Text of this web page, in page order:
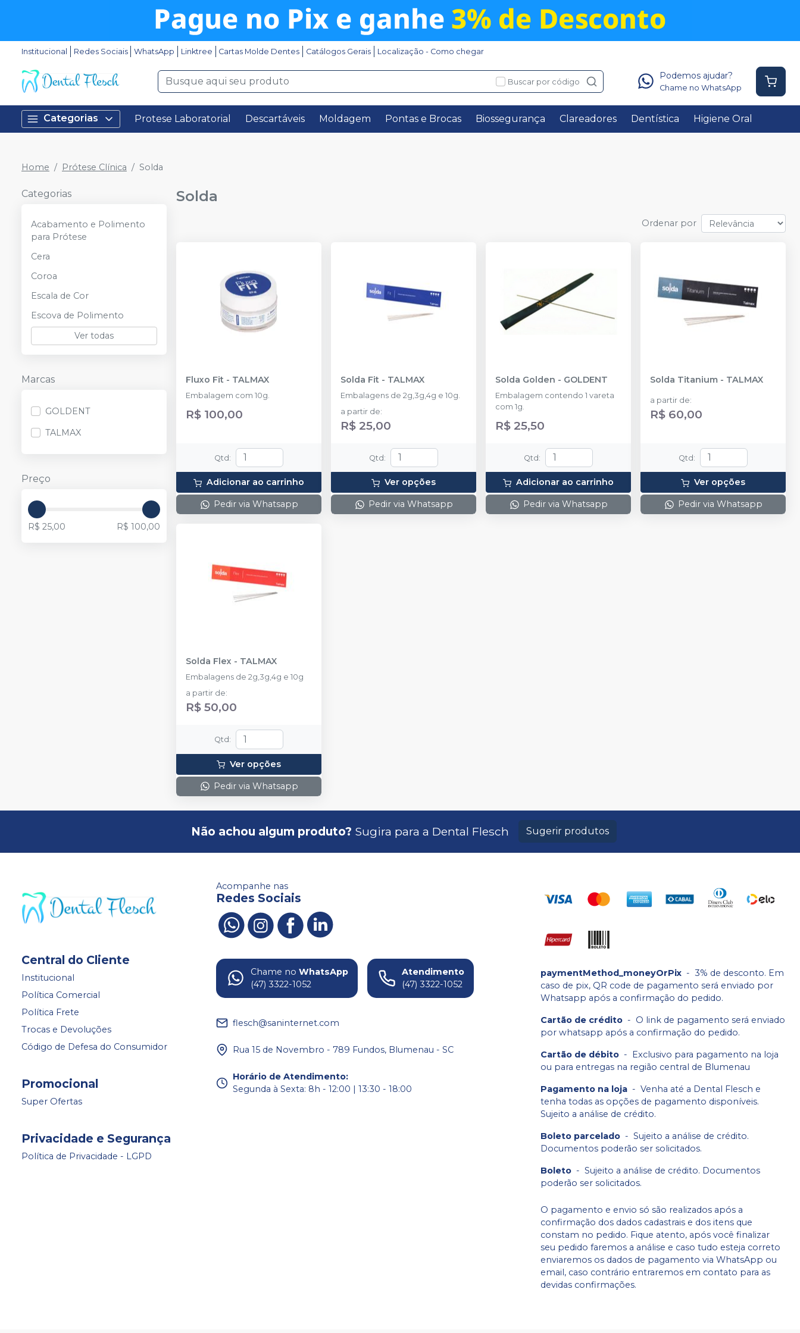
Institucional Redes Sociais WhatsApp Linktree Cartas Molde Dentes Catálogos Gerais Localização - Como chegar
Buscar por código
Podemos ajudar?
Chame no WhatsApp
Categorias Protese Laboratorial Descartáveis Moldagem Pontas e Brocas Biossegurança Clareadores Dentística Higiene Oral
Home Prótese Clínica Solda
Categorias
Acabamento e Polimento
para Prótese
Cera
Coroa
Escala de Cor
Escova de Polimento
Ver todas
Marcas
GOLDENT
TALMAX
Preço
R$ 25,00 R$ 100,00
Solda
Ordenar por
Fluxo Fit - TALMAX
Embalagem com 10g.
R$ 100,00
Qtd:
Adicionar ao carrinho
Pedir via Whatsapp
Solda Fit - TALMAX
Embalagens de 2g,3g,4g e 10g.
a partir de:
R$ 25,00
Qtd:
Ver opções
Pedir via Whatsapp
Solda Golden - GOLDENT
Embalagem contendo 1 vareta
com 1g.
R$ 25,50
Qtd:
Adicionar ao carrinho
Pedir via Whatsapp
Solda Titanium - TALMAX
a partir de:
R$ 60,00
Qtd:
Ver opções
Pedir via Whatsapp
Solda Flex - TALMAX
Embalagens de 2g,3g,4g e 10g
a partir de:
R$ 50,00
Qtd :
Ver opções
Pedir via Whatsapp
Não achou algum produto? Sugira para a Dental Flesch Sugerir produtos
Central do Cliente
Institucional
Política Comercial
Política Frete
Trocas e Devoluções
Código de Defesa do Consumidor
Promocional
Super Ofertas
Privacidade e Segurança
Política de Privacidade - LGPD
Acompanhe nas
Redes Sociais
Chame no WhatsApp
(47) 3322-1052
Atendimento
(47) 3322-1052
flesch@saninternet.com
Rua 15 de Novembro - 789 Fundos, Blumenau - SC
Horário de Atendimento:
Segunda à Sexta: 8h - 12:00 | 13:30 - 18:00
paymentMethod_moneyOrPix - 3% de desconto. Em
caso de pix, QR code de pagamento será enviado por
Whatsapp após a confirmação do pedido.
Cartão de crédito - O link de pagamento será enviado
por whatsapp após a confirmação do pedido.
Cartão de débito - Exclusivo para pagamento na loja
ou para entregas na região central de Blumenau
Pagamento na loja - Venha até a Dental Flesch e
tenha todas as opções de pagamento disponíveis.
Sujeito a análise de crédito.
Boleto parcelado - Sujeito a análise de crédito.
Documentos poderão ser solicitados.
Boleto - Sujeito a análise de crédito. Documentos
poderão ser solicitados.
O pagamento e envio só são realizados após a
confirmação dos dados cadastrais e dos itens que
constam no pedido. Fique atento, após você finalizar
seu pedido faremos a análise e caso tudo esteja correto
enviaremos os dados de pagamento via WhatsApp ou
email, caso contrário entraremos em contato para as
devidas confirmações.